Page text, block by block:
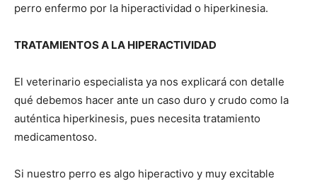
perro enfermo por la hiperactividad o hiperkinesia.
TRATAMIENTOS A LA HIPERACTIVIDAD
El veterinario especialista ya nos explicará con detalle
qué debemos hacer ante un caso duro y crudo como la
auténtica hiperkinesis, pues necesita tratamiento
medicamentoso.
Si nuestro perro es algo hiperactivo y muy excitable